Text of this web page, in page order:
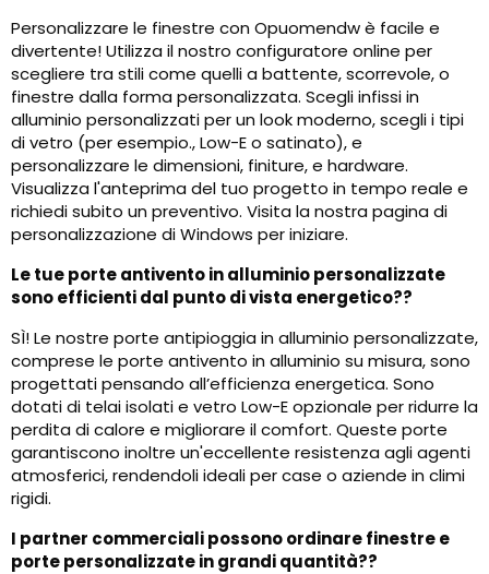
Personalizzare le finestre con Opuomendw è facile e
divertente! Utilizza il nostro configuratore online per
scegliere tra stili come quelli a battente, scorrevole, o
finestre dalla forma personalizzata. Scegli infissi in
alluminio personalizzati per un look moderno, scegli i tipi
di vetro (per esempio., Low-E o satinato), e
personalizzare le dimensioni, finiture, e hardware.
Visualizza l'anteprima del tuo progetto in tempo reale e
richiedi subito un preventivo. Visita la nostra pagina di
personalizzazione di Windows per iniziare.
Le tue porte antivento in alluminio personalizzate
sono efficienti dal punto di vista energetico??
SÌ! Le nostre porte antipioggia in alluminio personalizzate,
comprese le porte antivento in alluminio su misura, sono
progettati pensando all’efficienza energetica. Sono
dotati di telai isolati e vetro Low-E opzionale per ridurre la
perdita di calore e migliorare il comfort. Queste porte
garantiscono inoltre un'eccellente resistenza agli agenti
atmosferici, rendendoli ideali per case o aziende in climi
rigidi.
I partner commerciali possono ordinare finestre e
porte personalizzate in grandi quantità??